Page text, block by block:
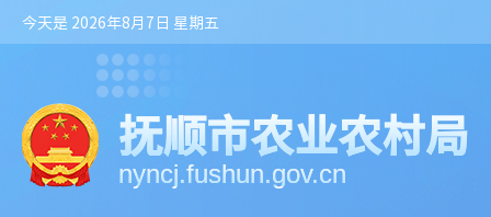
今天是 2026年8月7日 星期五
抚顺市农业农村局
nyncj.fushun.gov.cn